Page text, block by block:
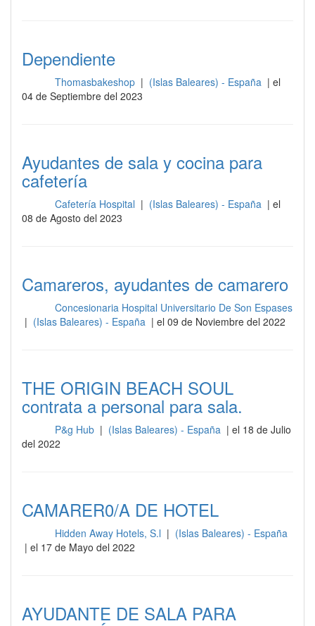
Dependiente
Thomasbakeshop | (Islas Baleares) - España | el
04 de Septiembre del 2023
Ayudantes de sala y cocina para
cafetería
Cafetería Hospital | (Islas Baleares) - España | el
08 de Agosto del 2023
Camareros, ayudantes de camarero
Concesionaria Hospital Universitario De Son Espases
| (Islas Baleares) - España | el 09 de Noviembre del 2022
THE ORIGIN BEACH SOUL
contrata a personal para sala.
P&g Hub | (Islas Baleares) - España | el 18 de Julio
del 2022
CAMARER0/A DE HOTEL
Hidden Away Hotels, S.l | (Islas Baleares) - España
| el 17 de Mayo del 2022
AYUDANTE DE SALA PARA